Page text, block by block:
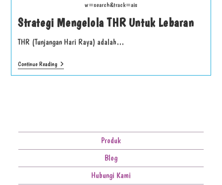
w=search&track=ais
Strategi Mengelola THR Untuk Lebaran
THR (Tunjangan Hari Raya) adalah…
Continue Reading
Produk
Blog
Hubungi Kami